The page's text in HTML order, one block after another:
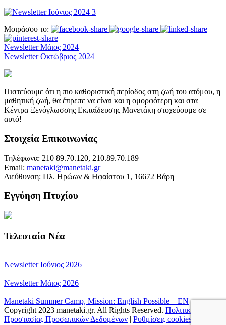
Μοιράσου το:
Newsletter Μάιος 2024
Newsletter Οκτώβριος 2024
Πιστεύουμε ότι η πιο καθοριστική περίοδος στη ζωή του ατόμου, η
μαθητική ζωή, θα έπρεπε να είναι και η ομορφότερη και στα
Κέντρα Ξενόγλωσσης Εκπαίδευσης Μανετάκη στοχεύουμε σε
αυτό!
Στοιχεία Επικοινωνίας
Τηλέφωνα: 210 89.70.120, 210.89.70.189
Email: manetaki@manetaki.gr
Διεύθυνση: Πλ. Ηρώων & Ηφαίστου 1, 16672 Βάρη
Εγγύηση Πτυχίου
Τελευταία Νέα
Newsletter Ιούνιος 2026
Newsletter Μάιος 2026
Manetaki Summer Camp, Mission: English Possible – EN
Copyright 2023 manetaki.gr. All Rights Reserved. Πολιτική
Προστασίας Προσωπικών Δεδομένων | Ρυθμίσεις cookies